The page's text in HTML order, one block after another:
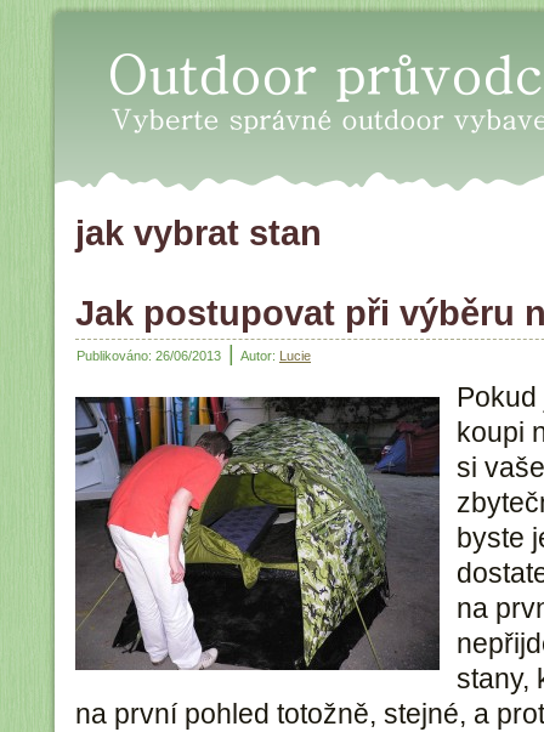
jak vybrat stan
Jak postupovat při výběru
Publikováno: 26/06/2013 Autor: Lucie
koupi
si
byste
na
stany,
na první pohled totožně, stejné, a